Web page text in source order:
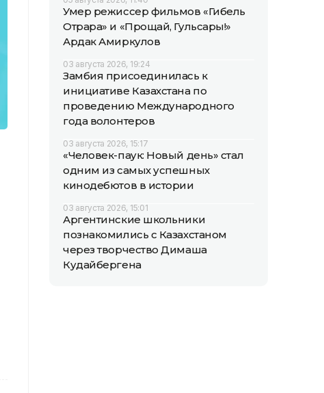
Умер режиссер фильмов «Гибель
Отрара» и «Прощай, Гульсары!»
Ардак Амиркулов
03 августа 2026, 19:24
Замбия присоединилась к
инициативе Казахстана по
проведению Международного
года волонтеров
03 августа 2026, 15:17
«Человек-паук: Новый день» стал
одним из самых успешных
кинодебютов в истории
03 августа 2026, 15:01
Аргентинские школьники
познакомились с Казахстаном
через творчество Димаша
Кудайбергена